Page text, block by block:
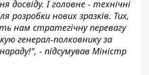
досвіду. І головне - технічні
розробки нових зразків. Тих,
нам стратегічну перевагу
генерал-полковнику за
- підсумував Міністр